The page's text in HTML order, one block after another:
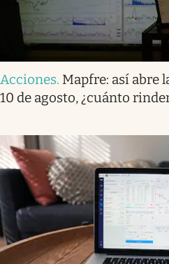
Acciones. Mapfre: así abre
10 de agosto, ¿cuánto